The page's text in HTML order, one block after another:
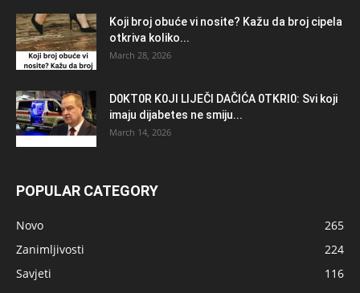
Koji broj obuće vi nosite? Kažu da broj cipela
otkriva koliko...
March 28, 2026
D0KT0R K0Jl LlJEČl DAČlĆA 0TKRl0: Svi koji
imaju dijabetes ne smiju...
March 14, 2026
POPULAR CATEGORY
Novo
265
Zanimljivosti
224
Savjeti
116